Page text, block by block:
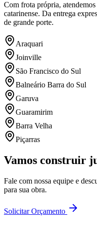
Com frota própria,
catarinense. Da entrega
de grande porte.
Araquari
Joinville
São Francisco do Sul
Balneário Barra do Sul
Garuva
Guaramirim
Barra Velha
Piçarras
Vamos construir
Fale com nossa equipe e
para sua obra.
Solicitar Orçamento